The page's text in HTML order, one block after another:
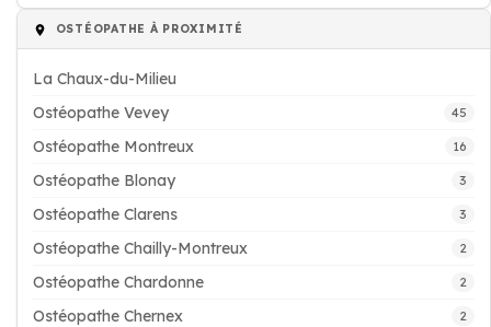
OSTÉOPATHE À PROXIMITÉ
La Chaux-du-Milieu
Ostéopathe Vevey
45
Ostéopathe Montreux 16
Ostéopathe Blonay 3
Ostéopathe Clarens 3
Ostéopathe Chailly-Montreux 2
Ostéopathe Chardonne 2
Ostéopathe Chernex 2